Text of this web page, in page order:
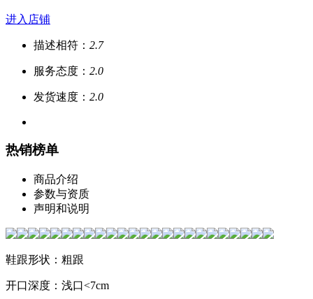
进入店铺
描述相符： 2.7
服务态度： 2.0
发货速度： 2.0
热销榜单
商品介绍
参数与资质
声明和说明
鞋跟形状：粗跟
开口深度：浅口<7cm